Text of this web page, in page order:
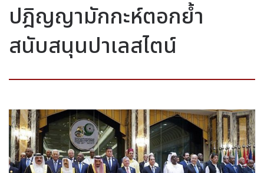
ปฎิญญามักกะห์ตอกย้ำ
สนับสนุนปาเลสไตน์